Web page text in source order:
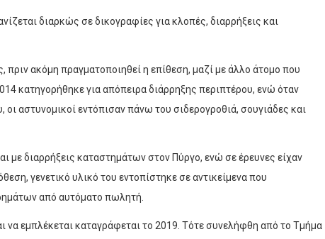
διαρκώς σε δικογραφίες για κλοπές, διαρρήξεις και
ακόμη πραγματοποιηθεί η επίθεση, μαζί με άλλο άτομο που
κατηγορήθηκε για απόπειρα διάρρηξης περιπτέρου, ενώ όταν
οι αστυνομικοί εντόπισαν πάνω του σιδερογροθιά, σουγιάδες και
με διαρρήξεις καταστημάτων στον Πύργο, ενώ σε έρευνες είχαν
γενετικό υλικό του εντοπίστηκε σε αντικείμενα που
από αυτόματο πωλητή.
να εμπλέκεται καταγράφεται το 2019. Τότε συνελήφθη από το Τμήμα